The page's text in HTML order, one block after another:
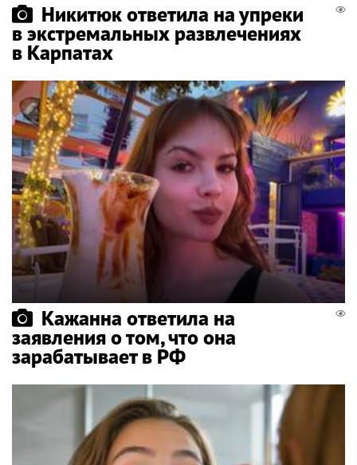
Никитюк ответила на упреки
в экстремальных развлечениях
в Карпатах
Кажанна ответила на
заявления о том, что она
зарабатывает в РФ